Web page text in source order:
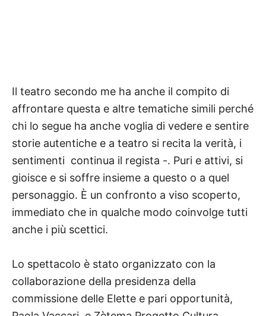
Il teatro secondo me ha anche il compito di
affrontare questa e altre tematiche simili perché
chi lo segue ha anche voglia di vedere e sentire
storie autentiche e a teatro si recita la verità, i
sentimenti  continua il regista -. Puri e attivi, si
gioisce e si soffre insieme a questo o a quel
personaggio. È un confronto a viso scoperto,
immediato che in qualche modo coinvolge tutti
anche i più scettici.
Lo spettacolo è stato organizzato con la
collaborazione della presidenza della
commissione delle Elette e pari opportunità,